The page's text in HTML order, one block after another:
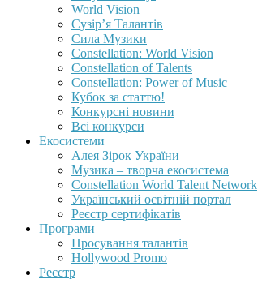
World Vision
Сузір’я Талантів
Сила Музики
Constellation: World Vision
Constellation of Talents
Constellation: Power of Music
Кубок за статтю!
Конкурсні новини
Всі конкурси
Екосистеми
Алея Зірок України
Музика – творча екосистема
Constellation World Talent Network
Український освітній портал
Реєстр сертифікатів
Програми
Просування талантів
Hollywood Promo
Реєстр